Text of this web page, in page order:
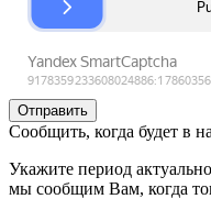
Сообщить, когда будет в
Укажите период
мы сообщим Вам, когда